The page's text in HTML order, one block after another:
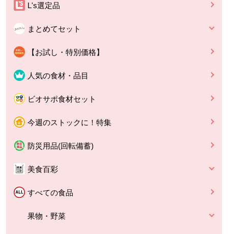
L's選定品
まとめてセット
【お試し・特別価格】
人気の食材・品目
ビオサポ食材セット
今週のストックに！特集
防災用品(回転備蓄)
美食百彩
すべての食品
果物・野菜